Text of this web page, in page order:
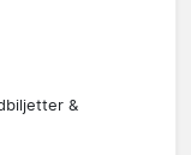
&